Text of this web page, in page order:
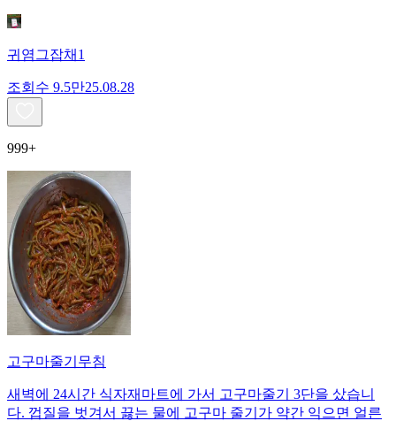
귀염그잡채1
조회수 9.5만25.08.28
999+
고구마줄기무침
새벽에 24시간 식자재마트에 가서 고구마줄기 3단을 샀습니
다. 껍질을 벗겨서 끓는 물에 고구마 줄기가 약간 익으면 얼른